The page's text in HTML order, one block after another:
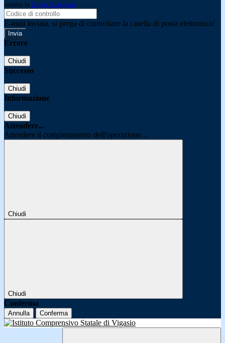
tramite la Login Spaggiari
E-mail inviata, si prega di controllare la casella di posta elettronica!
Errore
Chiudi
Successo
Chiudi
Informazione
Chiudi
Attendere...
Attendere il completamento dell'operazione...
Chiudi
Chiudi
Conferma
Annulla Conferma